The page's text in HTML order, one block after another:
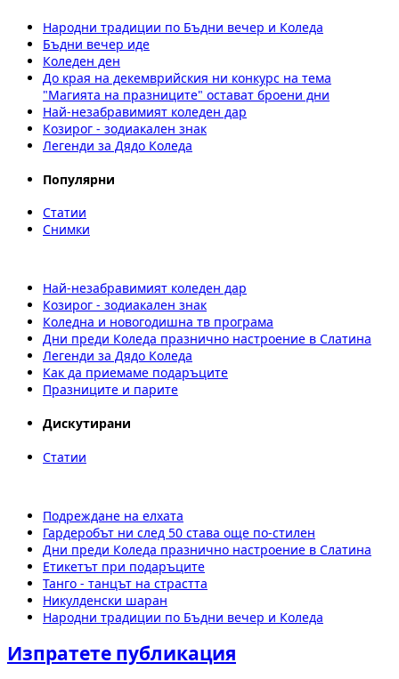
Народни традиции по Бъдни вечер и Коледа
Бъдни вечер иде
Коледен ден
До края на декемврийския ни конкурс на тема
"Магията на празниците" остават броени дни
Най-незабравимият коледен дар
Козирог - зодиакален знак
Легенди за Дядо Коледа
Популярни
Статии
Снимки
Най-незабравимият коледен дар
Козирог - зодиакален знак
Коледна и новогодишна тв програма
Дни преди Коледа празнично настроение в Слатина
Легенди за Дядо Коледа
Как да приемаме подаръците
Празниците и парите
Дискутирани
Статии
Подреждане на елхата
Гардеробът ни след 50 става още по-стилен
Дни преди Коледа празнично настроение в Слатина
Етикетът при подаръците
Танго - танцът на страстта
Никулденски шаран
Народни традиции по Бъдни вечер и Коледа
Изпратете публикация